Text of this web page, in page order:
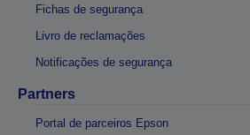
Fichas de segurança
Livro de reclamações
Notificações de segurança
Partners
Portal de parceiros Epson